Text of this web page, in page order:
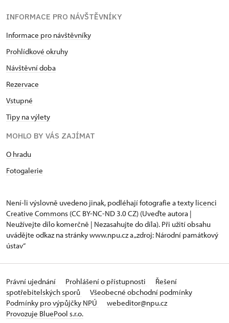
INFORMACE PRO NÁVŠTĚVNÍKY
Informace pro návštěvníky
Prohlídkové okruhy
Návštěvní doba
Rezervace
Vstupné
Tipy na výlety
MOHLO BY VÁS ZAJÍMAT
O hradu
Fotogalerie
Není-li výslovně uvedeno jinak, podléhají fotografie a texty licenci
Creative Commons (CC BY-NC-ND 3.0 CZ) (Uveďte autora |
Neužívejte dílo komerčně | Nezasahujte do díla). Při užití obsahu
uvádějte odkaz na stránky www.npu.cz a „zdroj: Národní památkový
ústav“
Právní ujednání Prohlášení o přístupnosti
Řešení
spotřebitelských sporů
Všeobecné obchodní podmínky
Podmínky pro výpůjčky NPÚ
webeditor@npu.cz
Provozuje BluePool s.r.o.